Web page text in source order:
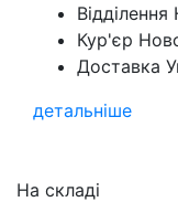
Кур'єр
Доставка
детальніше
На складі